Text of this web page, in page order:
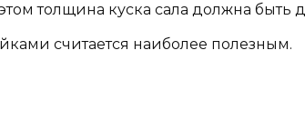
толщина куска сала должна быть
считается наиболее полезным.